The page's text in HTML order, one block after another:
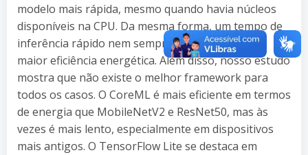
modelo mais rápida, mesmo quando havia núcleos
disponíveis na CPU. Da mesma forma, um tempo de
inferência rápido nem sempre era sinônimo de
maior eficiência energética. Além disso, nosso estudo
mostra que não existe o melhor framework para
todos os casos. O CoreML é mais eficiente em termos
de energia que MobileNetV2 e ResNet50, mas às
vezes é mais lento, especialmente em dispositivos
mais antigos. O TensorFlow Lite se destaca em